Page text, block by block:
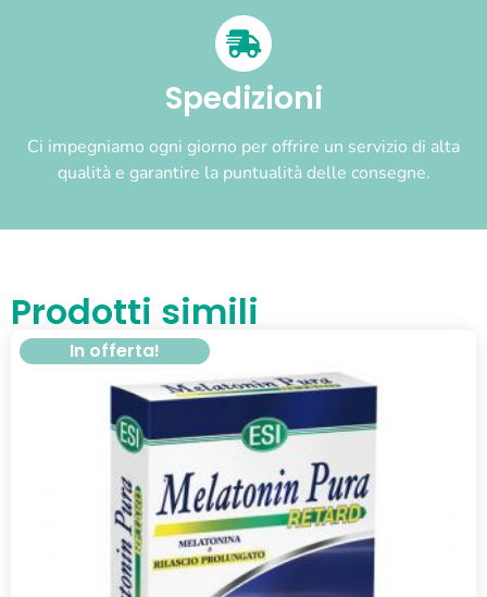
Spedizioni
Ci impegniamo ogni giorno per offrire un servizio di alta
qualità e garantire la puntualità delle consegne.
Prodotti simili
In offerta!